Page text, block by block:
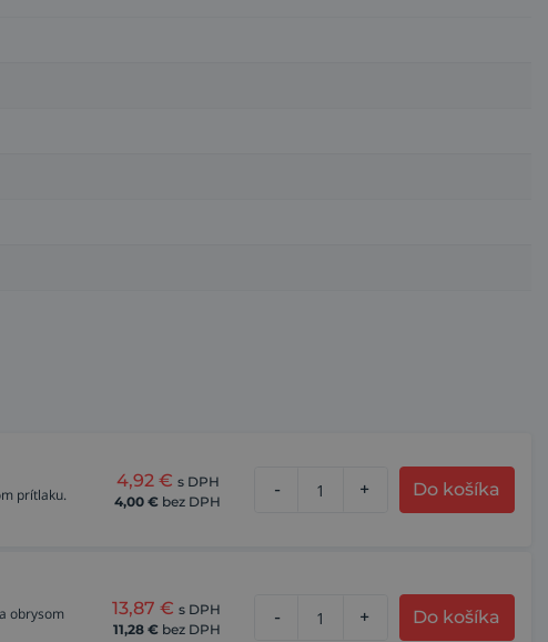
prítlaku.
4,92 € s DPH
4,00 € bez DPH
- + Do košíka
obrysom
13,87 € s DPH
11,28 € bez DPH
- + Do košíka